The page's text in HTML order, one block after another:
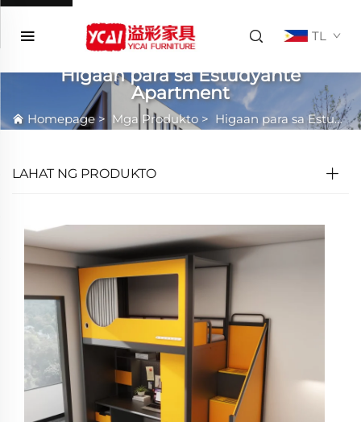
TL
Higaan para sa Estudyante
Apartment
Homepage> Mga Produkto > Higaan para sa Estudyante Apartment
LAHAT NG PRODUKTO